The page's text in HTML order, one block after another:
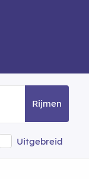
Rijmen
Uitgebreid